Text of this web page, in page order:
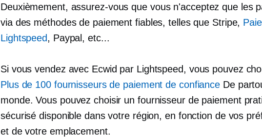
Deuxièmement, assurez-vous que vous n'acceptez que les
via des méthodes de paiement fiables, telles que Stripe,
Lightspeed, Paypal, etc...
Si vous vendez avec Ecwid par Lightspeed, vous pouvez
Plus de 100 fournisseurs de paiement de confiance De
monde. Vous pouvez choisir un fournisseur de paiement
sécurisé disponible dans votre région, en fonction de vos
et de votre emplacement.